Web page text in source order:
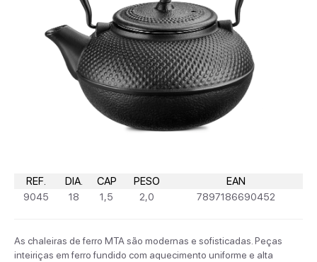
REF. DIA. CAP PESO EAN
9045 18 1,5 2,0 7897186690452
As chaleiras de ferro MTA são modernas e sofisticadas. Peças
inteiriças em ferro fundido com aquecimento uniforme e alta